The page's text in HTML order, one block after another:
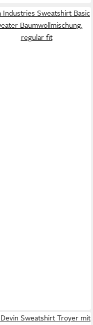
Industries Sweatshirt Basic
Baumwollmischung,
regular fit
Sweatshirt Troyer mit